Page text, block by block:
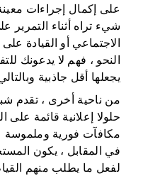
على إكمال إجراءات
شيء تراه أثناء التمرير
الاجتماعي أو القيادة
النحو ، فهم لا يدعونك
يجعلها أقل جاذبية
حلولا إعلانية قائمة على
مكافآت فورية وملموسة
في المقابل ، يكون
لفعل ما يطلب منهم